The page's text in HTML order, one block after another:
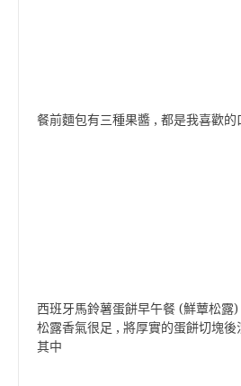
餐前麵包有三種果醬 , 都是我喜歡的
西班牙馬鈴薯蛋餅早午餐 (鮮蕈松露
松露香氣很足 , 將厚實的蛋餅切塊
其中